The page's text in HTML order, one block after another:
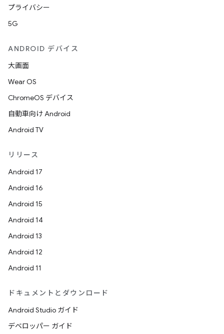
プライバシー
5G
ANDROID デバイス
大画面
Wear OS
ChromeOS デバイス
自動車向け Android
Android TV
リリース
Android 17
Android 16
Android 15
Android 14
Android 13
Android 12
Android 11
ドキュメントとダウンロード
Android Studio ガイド
デベロッパー ガイド